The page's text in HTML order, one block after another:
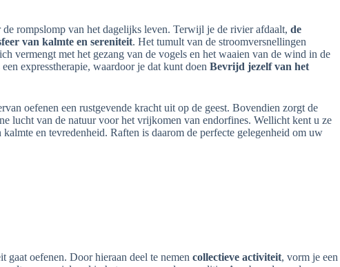
rompslomp van het dagelijks leven. Terwijl je de rivier afdaalt,de
van kalmte en sereniteit. Het tumult van de stroomversnellingen
vermengt met het gezang van de vogels en het waaien van de wind in de
expresstherapie, waardoor je dat kunt doenBevrijd jezelf van het
oefenen een rustgevende kracht uit op de geest. Bovendien zorgt de
lucht van de natuur voor het vrijkomen van endorfines. Wellicht kent u ze
en tevredenheid. Raften is daarom de perfecte gelegenheid om uw
gaat oefenen. Door hieraan deel te nemen collectieve activiteit, vorm je een